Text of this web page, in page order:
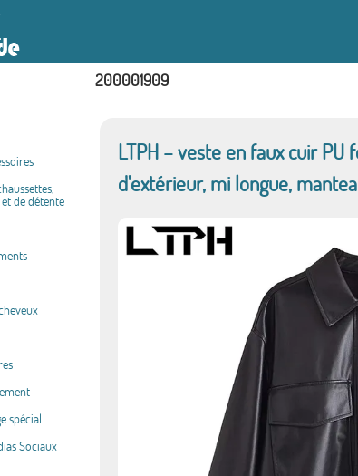
de détente
spécial
Sociaux
200001909
LTPH – veste en faux cuir
d'extérieur, mi longue,